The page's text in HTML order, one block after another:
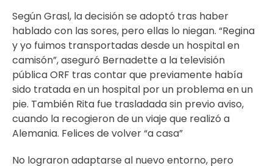
Según Grasl, la decisión se adoptó tras haber
hablado con las sores, pero ellas lo niegan. “Regina
y yo fuimos transportadas desde un hospital en
camisón”, aseguró Bernadette a la televisión
pública ORF tras contar que previamente había
sido tratada en un hospital por un problema en un
pie. También Rita fue trasladada sin previo aviso,
cuando la recogieron de un viaje que realizó a
Alemania. Felices de volver “a casa”
No lograron adaptarse al nuevo entorno, pero